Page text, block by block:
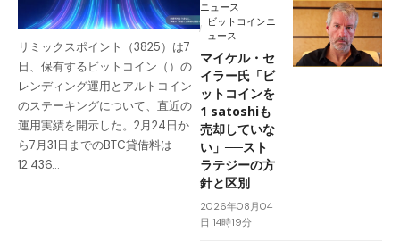
リミックスポイント（3825）は7
日、保有するビットコイン（）の
レンディング運用とアルトコイン
のステーキングについて、直近の
運用実績を開示した。2月24日か
ら7月31日までのBTC貸借料は
12.436…
ニュース
ビットコインニ
ュース
マイケル・セ
イラー氏「ビ
ットコインを
1 satoshiも
売却していな
い」──スト
ラテジーの方
針と区別
2026年08月04
日 14時19分